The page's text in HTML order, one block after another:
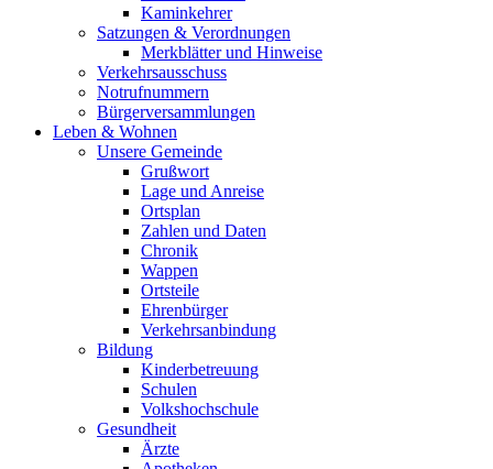
Kaminkehrer
Satzungen & Verordnungen
Merkblätter und Hinweise
Verkehrsausschuss
Notrufnummern
Bürgerversammlungen
Leben & Wohnen
Unsere Gemeinde
Grußwort
Lage und Anreise
Ortsplan
Zahlen und Daten
Chronik
Wappen
Ortsteile
Ehrenbürger
Verkehrsanbindung
Bildung
Kinderbetreuung
Schulen
Volkshochschule
Gesundheit
Ärzte